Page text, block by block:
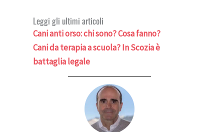
Leggi gli ultimi articoli
Cani anti orso: chi sono? Cosa fanno?
Cani da terapia a scuola? In Scozia è
battaglia legale